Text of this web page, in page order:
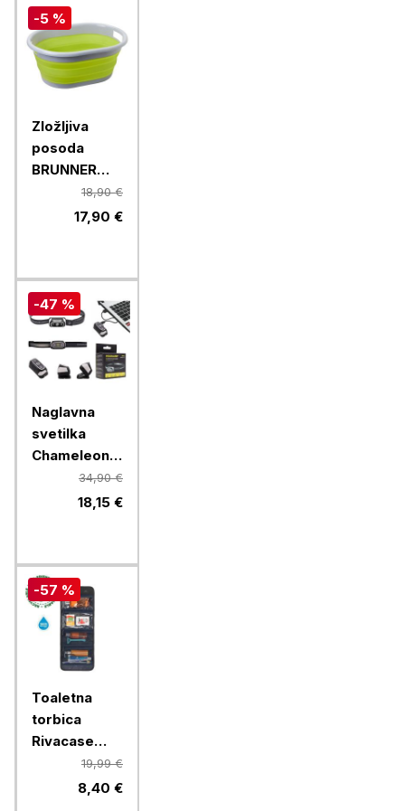
-5 %
Zložljiva
posoda
BRUNNER
FOLD-AWAY
18,90 €
17,90 €
-47 %
Naglavna
svetilka
Chameleon
B2SX - LED
polnilna
- črna
34,90 €
18,15 €
-57 %
Toaletna
torbica
Rivacase
ECO 840819,99 €
8,40 €